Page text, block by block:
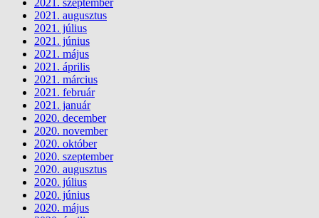
2021. szeptember
2021. augusztus
2021. július
2021. június
2021. május
2021. április
2021. március
2021. február
2021. január
2020. december
2020. november
2020. október
2020. szeptember
2020. augusztus
2020. július
2020. június
2020. május